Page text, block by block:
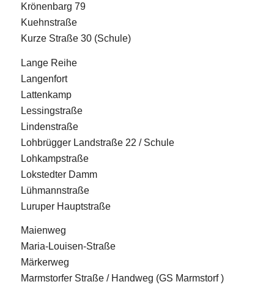
Krönenbarg 79
Kuehnstraße
Kurze Straße 30 (Schule)
Lange Reihe
Langenfort
Lattenkamp
Lessingstraße
Lindenstraße
Lohbrügger Landstraße 22 / Schule
Lohkampstraße
Lokstedter Damm
Lühmannstraße
Luruper Hauptstraße
Maienweg
Maria-Louisen-Straße
Märkerweg
Marmstorfer Straße / Handweg (GS Marmstorf )